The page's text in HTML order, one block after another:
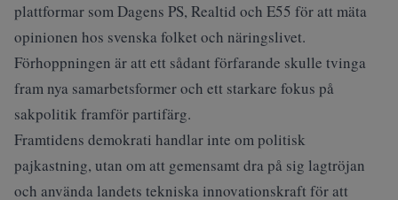
plattformar som Dagens PS, Realtid och E55 för att mäta
opinionen hos svenska folket och näringslivet.
Förhoppningen är att ett sådant förfarande skulle tvinga
fram nya samarbetsformer och ett starkare fokus på
sakpolitik framför partifärg.
Framtidens demokrati handlar inte om politisk
pajkastning, utan om att gemensamt dra på sig lagtröjan
och använda landets tekniska innovationskraft för att